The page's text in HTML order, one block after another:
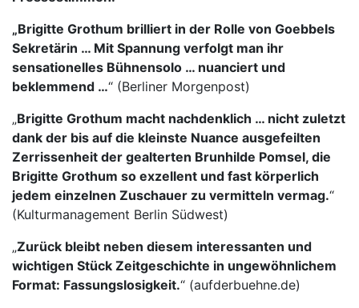
„Brigitte Grothum brilliert in der Rolle von Goebbels
Sekretärin … Mit Spannung verfolgt man ihr
sensationelles Bühnensolo … nuanciert und
beklemmend …“ (Berliner Morgenpost)
„Brigitte Grothum macht nachdenklich … nicht zuletzt
dank der bis auf die kleinste Nuance ausgefeilten
Zerrissenheit der gealterten Brunhilde Pomsel, die
Brigitte Grothum so exzellent und fast körperlich
jedem einzelnen Zuschauer zu vermitteln vermag.“
(Kulturmanagement Berlin Südwest)
„Zurück bleibt neben diesem interessanten und
wichtigen Stück Zeitgeschichte in ungewöhnlichem
Format: Fassungslosigkeit.“ (aufderbuehne.de)